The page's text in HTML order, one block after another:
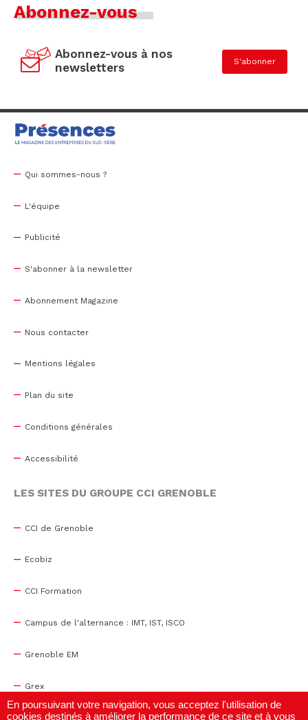
Abonnez-vous
Abonnez-vous à nos
newsletters
S'abonner
Qui sommes-nous ?
L'équipe
Publicité
S'abonner à la newsletter
Abonnement Magazine
Nous contacter
Mentions légales
Plan du site
Conditions générales
Accessibilité
LES SITES DU GROUPE CCI GRENOBLE
CCI de Grenoble
Ecobiz
CCI Formation
Campus de l'alternance : IMT, IST, ISCO
Grenoble EM
Grex
WTC Grenoble
En poursuivant votre navigation, vous acceptez l'utilisation de
cookies destinés à améliorer la performance de ce site et à vous